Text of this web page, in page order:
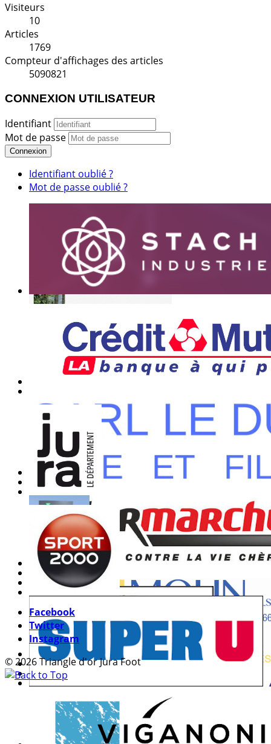
Visiteurs
10
Articles
1769
Compteur d'affichages des articles
5090821
CONNEXION UTILISATEUR
Identifiant
Mot de passe
Connexion
Identifiant oublié ?
Mot de passe oublié ?
Facebook
Twitter
Instagram
© 2026 Triangle d'or Jura Foot